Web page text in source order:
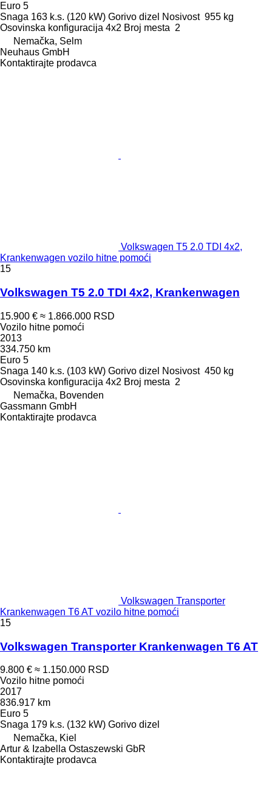
Euro 5
Snaga 163 k.s. (120 kW) Gorivo dizel Nosivost 955 kg
Osovinska konfiguracija 4x2 Broj mesta 2
Nemačka, Selm
Neuhaus GmbH
Kontaktirajte prodavca
Volkswagen T5 2.0 TDI 4x2,
Krankenwagen vozilo hitne pomoći
15
Volkswagen T5 2.0 TDI 4x2, Krankenwagen
15.900 € ≈ 1.866.000 RSD
Vozilo hitne pomoći
2013
334.750 km
Euro 5
Snaga 140 k.s. (103 kW) Gorivo dizel Nosivost 450 kg
Osovinska konfiguracija 4x2 Broj mesta 2
Nemačka, Bovenden
Gassmann GmbH
Kontaktirajte prodavca
Volkswagen Transporter
Krankenwagen T6 AT vozilo hitne pomoći
15
Volkswagen Transporter Krankenwagen T6 AT
9.800 € ≈ 1.150.000 RSD
Vozilo hitne pomoći
2017
836.917 km
Euro 5
Snaga 179 k.s. (132 kW) Gorivo dizel
Nemačka, Kiel
Artur & Izabella Ostaszewski GbR
Kontaktirajte prodavca